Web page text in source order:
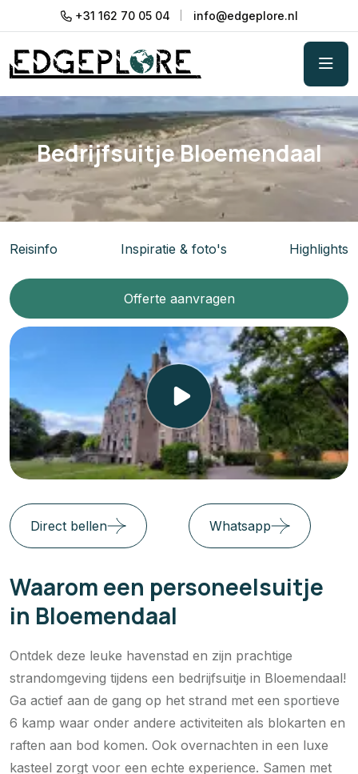
+31 162 70 05 04 info@edgeplore.nl
Bedrijfsuitje Bloemendaal
Reisinfo Inspiratie & foto's Highlights
Offerte aanvragen
Direct bellen Whatsapp
Waarom een personeelsuitje
in Bloemendaal
Ontdek deze leuke havenstad en zijn prachtige
strandomgeving tijdens een bedrijfsuitje in Bloemendaal!
Ga actief aan de gang op het strand met een sportieve
6 kamp waar onder andere activiteiten als blokarten en
raften aan bod komen. Ook overnachten in een luxe
kasteel zorgt voor een echte experience. Samen met